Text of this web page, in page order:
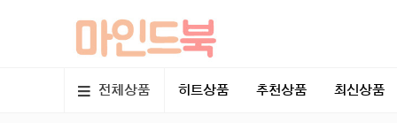
전체상품 히트상품 추천상품 최신상품